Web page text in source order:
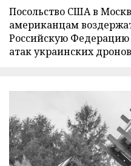
Посольство США в
американцам
Российскую
атак украинских